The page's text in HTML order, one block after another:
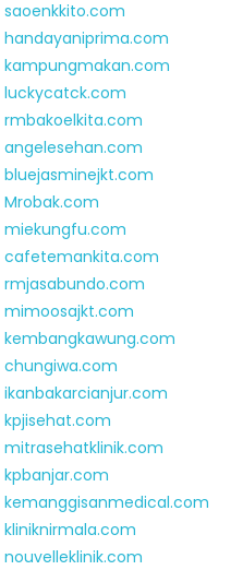
saoenkkito.com
handayaniprima.com
kampungmakan.com
luckycatck.com
rmbakoelkita.com
angelesehan.com
bluejasminejkt.com
Mrobak.com
miekungfu.com
cafetemankita.com
rmjasabundo.com
mimoosajkt.com
kembangkawung.com
chungiwa.com
ikanbakarcianjur.com
kpjisehat.com
mitrasehatklinik.com
kpbanjar.com
kemanggisanmedical.com
kliniknirmala.com
nouvelleklinik.com